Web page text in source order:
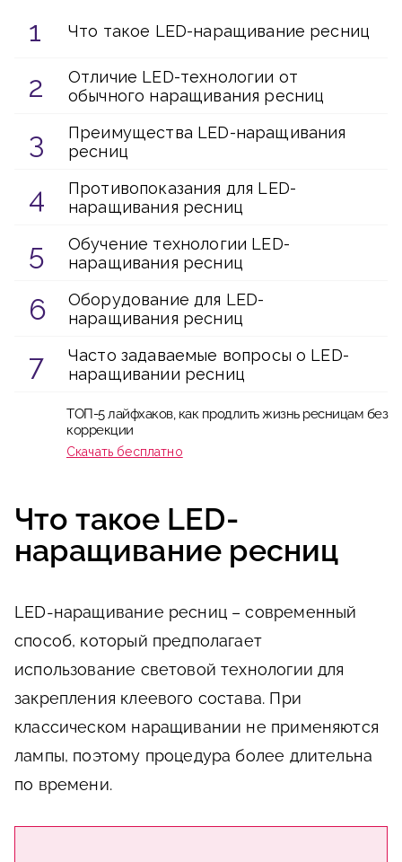
Что такое LED-наращивание ресниц
Отличие LED-технологии от
обычного наращивания ресниц
Преимущества LED-наращивания
ресниц
Противопоказания для LED-
наращивания ресниц
Обучение технологии LED-
наращивания ресниц
Оборудование для LED-
наращивания ресниц
Часто задаваемые вопросы о LED-
наращивании ресниц
ТОП-5 лайфхаков, как продлить жизнь ресницам без
коррекции
Скачать бесплатно
Что такое LED-
наращивание ресниц
LED-наращивание ресниц – современный
способ, который предполагает
использование световой технологии для
закрепления клеевого состава. При
классическом наращивании не применяются
лампы, поэтому процедура более длительна
по времени.